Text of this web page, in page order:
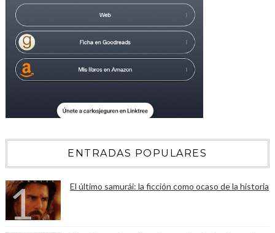
ENTRADAS POPULARES
El último samurái: la ficción como ocaso de la historia